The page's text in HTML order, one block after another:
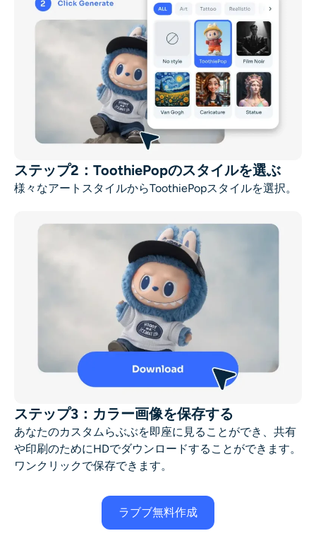
ビデオエンハンサー
動画ウォーターマーク削除ツール
ステップ2：ToothiePopのスタイルを選ぶ
様々なアートスタイルからToothiePopスタイルを選択。
ステップ3：カラー画像を保存する
あなたのカスタムらぶぶを即座に見ることができ、共有
や印刷のためにHDでダウンロードすることができます。
ワンクリックで保存できます。
ラブブ無料作成